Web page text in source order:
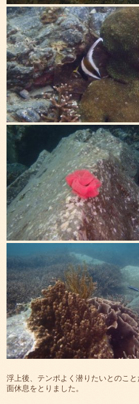
浮上後、テンポよく潜りたいとのこ
面休息をとりました。